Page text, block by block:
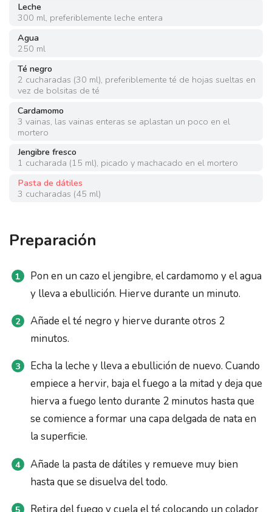
Leche
300 ml, preferiblemente leche entera
Agua
250 ml
Té negro
2 cucharadas (30 ml), preferiblemente té de hojas sueltas en
vez de bolsitas de té
Cardamomo
3 vainas, las vainas enteras se aplastan un poco en el
mortero
Jengibre fresco
1 cucharada (15 ml), picado y machacado en el mortero
Pasta de dátiles
3 cucharadas (45 ml)
Preparación
Pon en un cazo el jengibre, el cardamomo y el agua
y lleva a ebullición. Hierve durante un minuto.
Añade el té negro y hierve durante otros 2
minutos.
Echa la leche y lleva a ebullición de nuevo. Cuando
empiece a hervir, baja el fuego a la mitad y deja que
hierva a fuego lento durante 2 minutos hasta que
se comience a formar una capa delgada de nata en
la superficie.
Añade la pasta de dátiles y remueve muy bien
hasta que se disuelva del todo.